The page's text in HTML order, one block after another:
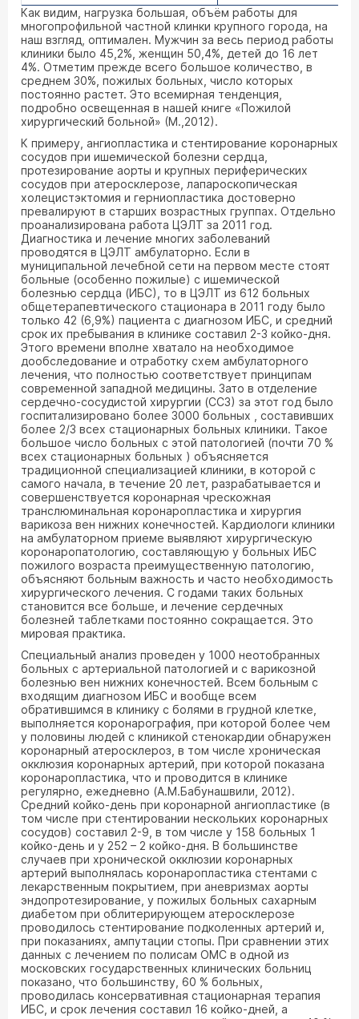
Как видим, нагрузка большая, объём работы для
многопрофильной частной клинки крупного города, на
наш взгляд, оптимален. Мужчин за весь период работы
клиники было 45,2%, женщин 50,4%, детей до 16 лет
4%. Отметим прежде всего большое количество, в
среднем 30%, пожилых больных, число которых
постоянно растет. Это всемирная тенденция,
подробно освещенная в нашей книге «Пожилой
хирургический больной» (М.,2012).
К примеру, ангиопластика и стентирование коронарных
сосудов при ишемической болезни сердца,
протезирование аорты и крупных периферических
сосудов при атеросклерозе, лапароскопическая
холецистэктомия и герниопластика достоверно
превалируют в старших возрастных группах. Отдельно
проанализирована работа ЦЭЛТ за 2011 год.
Диагностика и лечение многих заболеваний
проводятся в ЦЭЛТ амбулаторно. Если в
муниципальной лечебной сети на первом месте стоят
больные (особенно пожилые) с ишемической
болезнью сердца (ИБС), то в ЦЭЛТ из 612 больных
общетерапевтического стационара в 2011 году было
только 42 (6,9%) пациента с диагнозом ИБС, и средний
срок их пребывания в клинике составил 2-3 койко-дня.
Этого времени вполне хватало на необходимое
дообследование и отработку схем амбулаторного
лечения, что полностью соответствует принципам
современной западной медицины. Зато в отделение
сердечно-сосудистой хирургии (ССЗ) за этот год было
госпитализировано более 3000 больных , составивших
более 2/3 всех стационарных больных клиники. Такое
большое число больных с этой патологией (почти 70 %
всех стационарных больных ) объясняется
традиционной специализацией клиники, в которой с
самого начала, в течение 20 лет, разрабатывается и
совершенствуется коронарная чрескожная
транслюминальная коронаропластика и хирургия
варикоза вен нижних конечностей. Кардиологи клиники
на амбулаторном приеме выявляют хирургическую
коронаропатологию, составляющую у больных ИБС
пожилого возраста преимущественную патологию,
объясняют больным важность и часто необходимость
хирургического лечения. С годами таких больных
становится все больше, и лечение сердечных
болезней таблетками постоянно сокращается. Это
мировая практика.
Специальный анализ проведен у 1000 неотобранных
больных с артериальной патологией и с варикозной
болезнью вен нижних конечностей. Всем больным с
входящим диагнозом ИБС и вообще всем
обратившимся в клинику с болями в грудной клетке,
выполняется коронарография, при которой более чем
у половины людей с клиникой стенокардии обнаружен
коронарный атеросклероз, в том числе хроническая
окклюзия коронарных артерий, при которой показана
коронаропластика, что и проводится в клинике
регулярно, ежедневно (А.М.Бабунашвили, 2012).
Средний койко-день при коронарной ангиопластике (в
том числе при стентировании нескольких коронарных
сосудов) составил 2-9, в том числе у 158 больных 1
койко-день и у 252 – 2 койко-дня. В большинстве
случаев при хронической окклюзии коронарных
артерий выполнялась коронаропластика стентами с
лекарственным покрытием, при аневризмах аорты
эндопротезирование, у пожилых больных сахарным
диабетом при облитерирующем атеросклерозе
проводилось стентирование подколенных артерий и,
при показаниях, ампутации стопы. При сравнении этих
данных с лечением по полисам ОМС в одной из
московских государственных клинических больниц
показано, что большинству, 60 % больных,
проводилась консервативная стационарная терапия
ИБС, и срок лечения составил 16 койко-дней, а